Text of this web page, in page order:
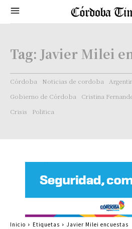
Tag: Javier Milei
Córdoba Noticias de cordoba
Gobierno de Córdoba
Cristina
Crisis
Politica
Inicio Etiquetas Javier Milei encuestas